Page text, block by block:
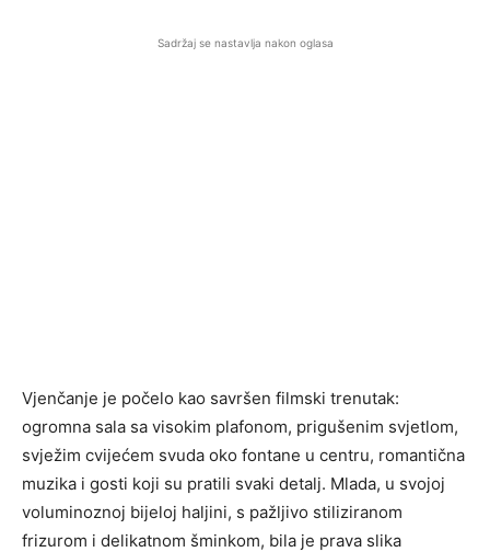
Sadržaj se nastavlja nakon oglasa
Vjenčanje je počelo kao savršen filmski trenutak:
ogromna sala sa visokim plafonom, prigušenim svjetlom,
svježim cvijećem svuda oko fontane u centru, romantična
muzika i gosti koji su pratili svaki detalj. Mlada, u svojoj
voluminoznoj bijeloj haljini, s pažljivo stiliziranom
frizurom i delikatnom šminkom, bila je prava slika